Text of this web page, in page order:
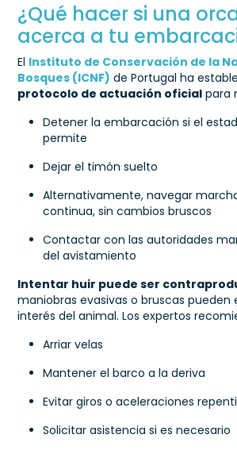
¿Qué hacer si una
acerca a tu
El Instituto de Conservación de la
Bosques (ICNF) de Portugal ha
protocolo de actuación oficial para
Detener la embarcación si el
permite
Dejar el timón suelto
Alternativamente, navegar
continua, sin cambios bruscos
Contactar con las autoridades
del avistamiento
Intentar huir puede ser
maniobras evasivas o bruscas pueden
interés del animal. Los expertos
Arriar velas
Mantener el barco a la deriva
Evitar giros o aceleraciones
Solicitar asistencia si es necesario